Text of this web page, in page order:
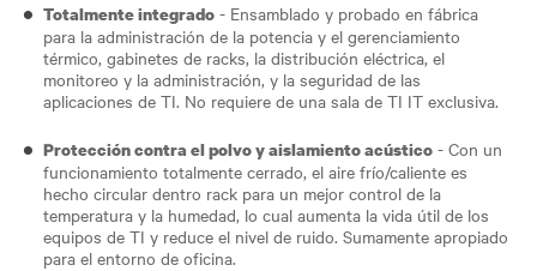
Totalmente integrado - Ensamblado y probado en fábrica
para la administración de la potencia y el gerenciamiento
térmico, gabinetes de racks, la distribución eléctrica, el
monitoreo y la administración, y la seguridad de las
aplicaciones de TI. No requiere de una sala de TI IT exclusiva.
Protección contra el polvo y aislamiento acústico - Con un
funcionamiento totalmente cerrado, el aire frío/caliente es
hecho circular dentro rack para un mejor control de la
temperatura y la humedad, lo cual aumenta la vida útil de los
equipos de TI y reduce el nivel de ruido. Sumamente apropiado
para el entorno de oficina.